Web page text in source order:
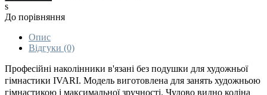
s
До порівняння
Опис
Відгуки (0)
Професійні наколінники в'язані без подушки для художньої
гімнастики IVARI. Модель виготовлена ​​для занять художньою
гімнастикою і максимальної зручності. Чудово видно коліна